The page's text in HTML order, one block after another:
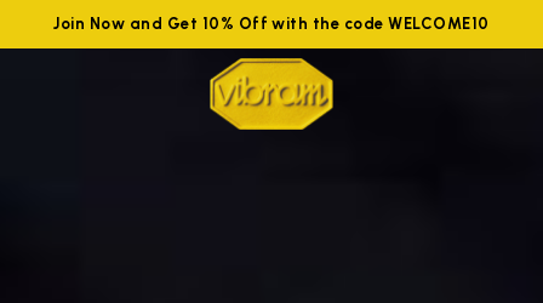
Join Now and Get 10% Off with the code WELCOME10